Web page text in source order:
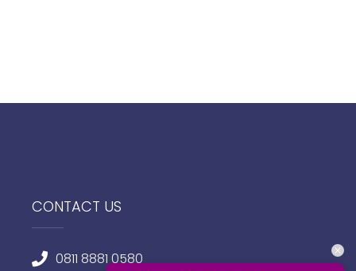
CONTACT US
0811 8881 0580